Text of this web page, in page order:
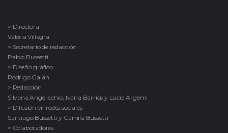
> Directora
Valeria Villagra
> Secretario de redacción
Pablo Bussetti
> Diseño gráfico
Rodrigo Galán
> Redacción
Silvana Angelicchio, Ivana Barrios y Lucía Argemi
> Difusión en redes sociales
Santiago Bussetti y Camila Bussetti
> Colaboradores